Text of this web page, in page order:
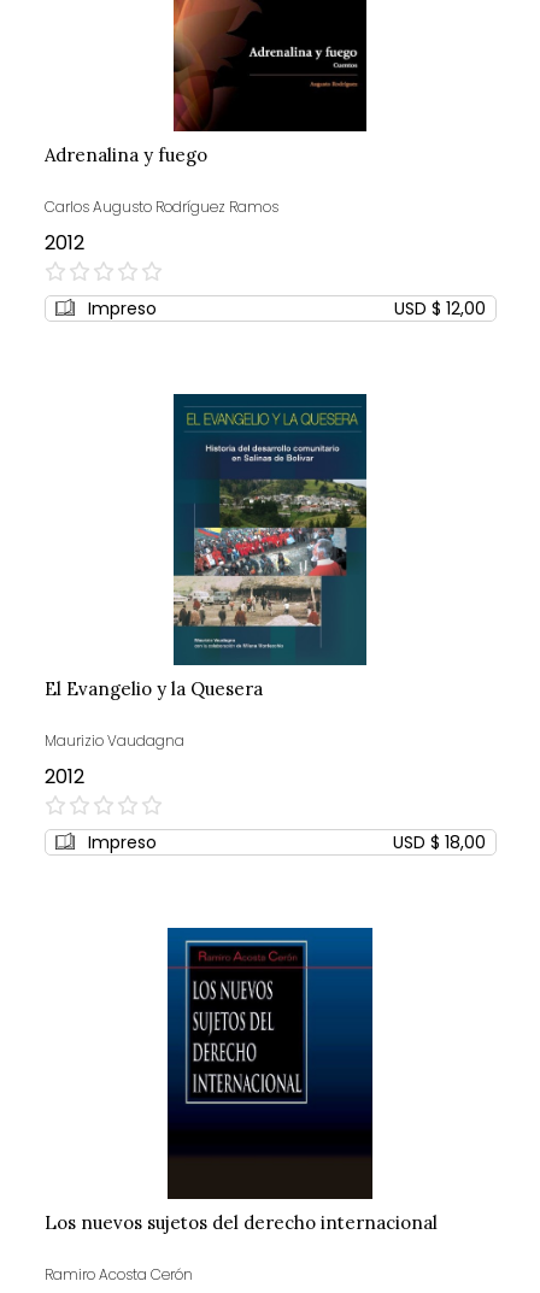
Adrenalina y fuego
Carlos Augusto Rodríguez Ramos
2012
0%
Impreso USD $ 12,00
El Evangelio y la Quesera
Maurizio Vaudagna
2012
0%
Impreso USD $ 18,00
Los nuevos sujetos del derecho internacional
Ramiro Acosta Cerón